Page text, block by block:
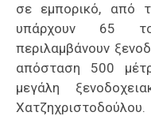
σε εμπορικό, από
υπάρχουν 65
περιλαμβάνουν
απόσταση 500
μεγάλη
Χατζηχριστοδούλου.